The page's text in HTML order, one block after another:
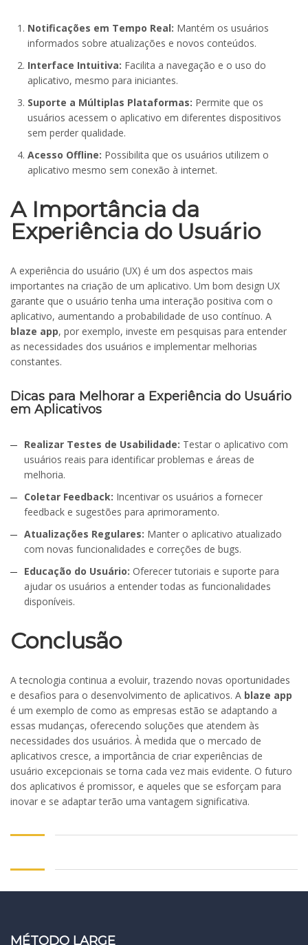
Notificações em Tempo Real: Mantém os usuários
informados sobre atualizações e novos conteúdos.
Interface Intuitiva: Facilita a navegação e o uso do
aplicativo, mesmo para iniciantes.
Suporte a Múltiplas Plataformas: Permite que os
usuários acessem o aplicativo em diferentes dispositivos
sem perder qualidade.
Acesso Offline: Possibilita que os usuários utilizem o
aplicativo mesmo sem conexão à internet.
A Importância da
Experiência do Usuário
A experiência do usuário (UX) é um dos aspectos mais
importantes na criação de um aplicativo. Um bom design UX
garante que o usuário tenha uma interação positiva com o
aplicativo, aumentando a probabilidade de uso contínuo. A
blaze app, por exemplo, investe em pesquisas para entender
as necessidades dos usuários e implementar melhorias
constantes.
Dicas para Melhorar a Experiência do Usuário
em Aplicativos
Realizar Testes de Usabilidade: Testar o aplicativo com
usuários reais para identificar problemas e áreas de
melhoria.
Coletar Feedback: Incentivar os usuários a fornecer
feedback e sugestões para aprimoramento.
Atualizações Regulares: Manter o aplicativo atualizado
com novas funcionalidades e correções de bugs.
Educação do Usuário: Oferecer tutoriais e suporte para
ajudar os usuários a entender todas as funcionalidades
disponíveis.
Conclusão
A tecnologia continua a evoluir, trazendo novas oportunidades
e desafios para o desenvolvimento de aplicativos. A blaze app
é um exemplo de como as empresas estão se adaptando a
essas mudanças, oferecendo soluções que atendem às
necessidades dos usuários. À medida que o mercado de
aplicativos cresce, a importância de criar experiências de
usuário excepcionais se torna cada vez mais evidente. O futuro
dos aplicativos é promissor, e aqueles que se esforçam para
inovar e se adaptar terão uma vantagem significativa.
MÉTODO LARGE